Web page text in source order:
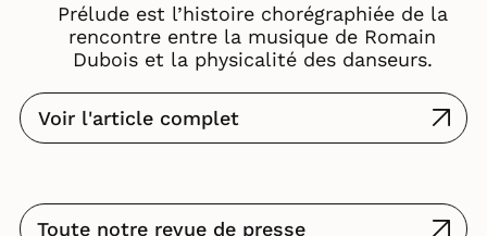
Prélude est l’histoire chorégraphiée de la
rencontre entre la musique de Romain
Dubois et la physicalité des danseurs.
Voir l'article complet
Toute notre revue de presse